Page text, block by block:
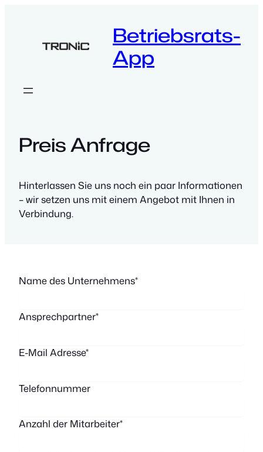
springen
Betriebsrats-
App
Preis Anfrage
Hinterlassen Sie uns noch ein paar Informationen
– wir setzen uns mit einem Angebot mit Ihnen in
Verbindung.
Name des Unternehmens*
Ansprechpartner*
E-Mail Adresse*
Telefonnummer
Anzahl der Mitarbeiter*